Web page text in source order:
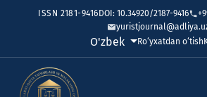
ISSN 2181-9416DOI: 10.34920/2187-9416
Tilni o'zgartirish. Joriy
O'zbek Ro‘yxatdan o‘tish